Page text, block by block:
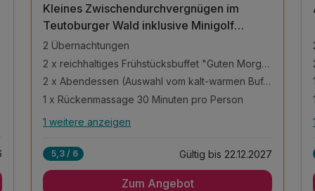
Kleines Zwischendurchvergnügen im
Teutoburger Wald inklusive Minigolf
unlimited
2 Übernachtungen
2 x reichhaltiges Frühstücksbuffet "Guten Morgen"
2 x Abendessen (Auswahl vom kalt-warmen Buffet)
1 x Rückenmassage 30 Minuten pro Person
Alle Inklusivleistungen
2 x reichhaltiges Frühstücksbuffet "Guten
1 weitere anzeigen
5,3 / 6 Gültig bis 22.12.2027
Zum Angebot